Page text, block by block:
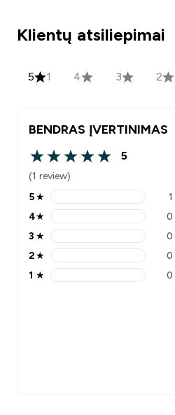
Klientų atsiliepimai
5 1 4 3 2
BENDRAS ĮVERTINIMAS
5 out of 5 stars
5
(1 review)
5 stars rating 1 reviews
5★ 1
4 stars rating 0 reviews
4★ 0
3 stars rating 0 reviews
3 ★ 0
2 stars rating 0 reviews
2★ 0
1 stars rating 0 reviews
1 ★ 0